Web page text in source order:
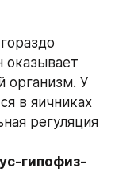
организм. У
в яичниках
регуляция
гипофиз-